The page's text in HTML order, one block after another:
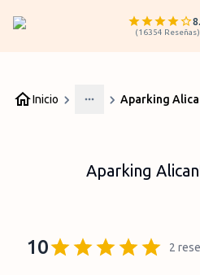
(16354 Reseñas)
Inicio
More
Aparking
10 2